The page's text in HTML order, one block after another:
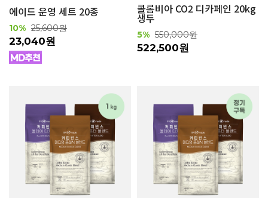
에이드 운영 세트 20종
10% 25,600원
23,040원
콜롬비아 CO2 디카페인 20kg
생두
5% 550,000원
522,500원